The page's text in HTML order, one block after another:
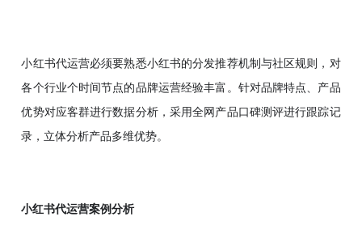
小红书代运营必须要熟悉小红书的分发推荐机制与社区规则，对
各个行业个时间节点的品牌运营经验丰富。针对品牌特点、产品
优势对应客群进行数据分析，采用全网产品口碑测评进行跟踪记
录，立体分析产品多维优势。
小红书代运营案例分析